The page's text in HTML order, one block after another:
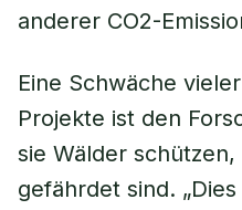
anderer CO2-
Eine Schwäche
Projekte ist den
sie Wälder
gefährdet sind.